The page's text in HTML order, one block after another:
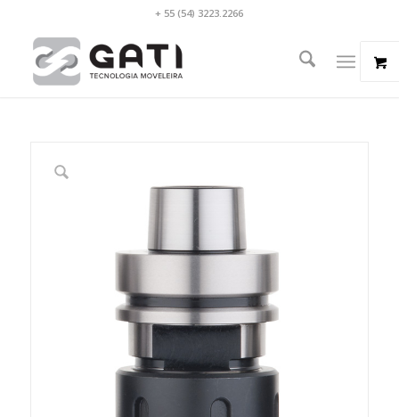
+ 55 (54) 3223.2266